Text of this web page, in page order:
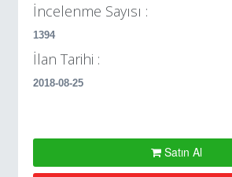
İncelenme Sayısı :
1394
İlan Tarihi :
2018-08-25
Satın Al